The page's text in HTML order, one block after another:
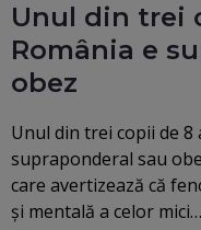
Unul din trei
România e
obez
Unul din trei copii de 8
supraponderal sau
care avertizează că
și mentală a celor mici…